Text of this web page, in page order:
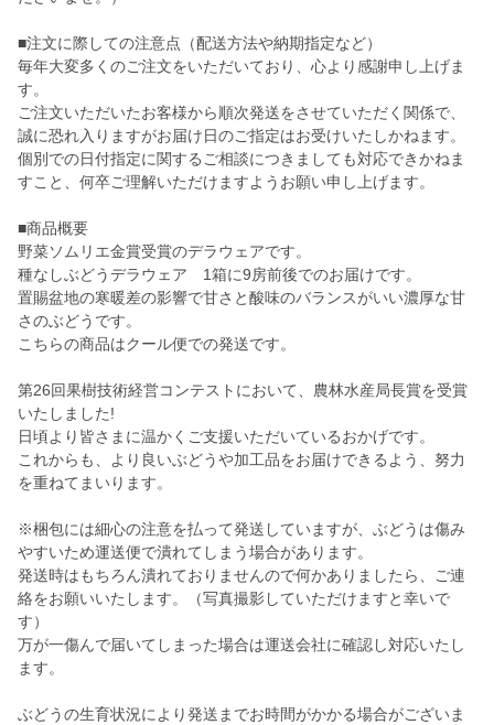
■注文に際しての注意点（配送方法や納期指定など）
毎年大変多くのご注文をいただいており、心より感謝申し上げま
す。
ご注文いただいたお客様から順次発送をさせていただく関係で、
誠に恐れ入りますがお届け日のご指定はお受けいたしかねます。
個別での日付指定に関するご相談につきましても対応できかねま
すこと、何卒ご理解いただけますようお願い申し上げます。
■商品概要
野菜ソムリエ金賞受賞のデラウェアです。
種なしぶどうデラウェア 1箱に9房前後でのお届けです。
置賜盆地の寒暖差の影響で甘さと酸味のバランスがいい濃厚な甘
さのぶどうです。
こちらの商品はクール便での発送です。
第26回果樹技術経営コンテストにおいて、農林水産局長賞を受賞
いたしました!
日頃より皆さまに温かくご支援いただいているおかげです。
これからも、より良いぶどうや加工品をお届けできるよう、努力
を重ねてまいります。
※梱包には細心の注意を払って発送していますが、ぶどうは傷み
やすいため運送便で潰れてしまう場合があります。
発送時はもちろん潰れておりませんので何かありましたら、ご連
絡をお願いいたします。（写真撮影していただけますと幸いで
す）
万が一傷んで届いてしまった場合は運送会社に確認し対応いたし
ます。
ぶどうの生育状況により発送までお時間がかかる場合がございま